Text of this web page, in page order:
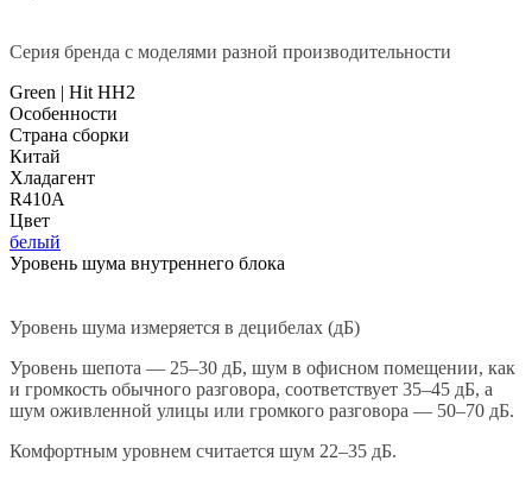
Серия бренда с моделями разной производительности
Green | Hit HH2
Особенности
Страна сборки
Китай
Хладагент
R410A
Цвет
белый
Уровень шума внутреннего блока
Уровень шума измеряется в децибелах (дБ)
Уровень шепота — 25–30 дБ, шум в офисном помещении, как
и громкость обычного разговора, соответствует 35–45 дБ, а
шум оживленной улицы или громкого разговора — 50–70 дБ.
Комфортным уровнем считается шум 22–35 дБ.